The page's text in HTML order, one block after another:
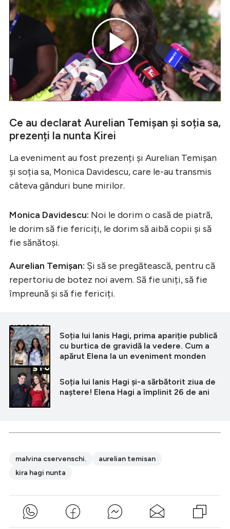
Play
Video
Ce au declarat Aurelian Temișan și soția sa,
prezenți la nunta Kirei
La eveniment au fost prezenți și Aurelian Temișan
și soția sa, Monica Davidescu, care le-au transmis
câteva gânduri bune mirilor.
Monica Davidescu: Noi le dorim o casă de piatră,
le dorim să fie fericiți, le dorim să aibă copii și să
fie sănătoși.
Aurelian Temișan: Și să se pregătească, pentru că
repertoriu de botez noi avem. Să fie uniți, să fie
împreună și să fie fericiți.
CITEȘTE ȘI
Soția lui Ianis Hagi, prima apariție publică
cu burtica de gravidă la vedere. Cum a
apărut Elena la un eveniment monden
Soția lui Ianis Hagi și-a sărbătorit ziua de
naștere! Elena Hagi a împlinit 26 de ani
malvina cservenschi.
aurelian temisan
kira hagi nunta